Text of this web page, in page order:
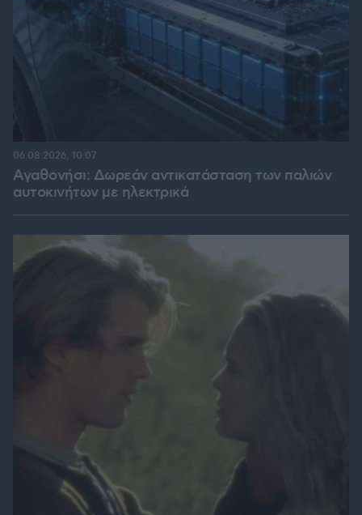
Αγαθονήσι: Δωρεάν αντικατάσταση των παλιών
αυτοκινήτων με ηλεκτρικά
06.08.2026, 10:07